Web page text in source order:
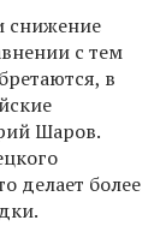
снижение
с тем
в
Шаров.
делает более